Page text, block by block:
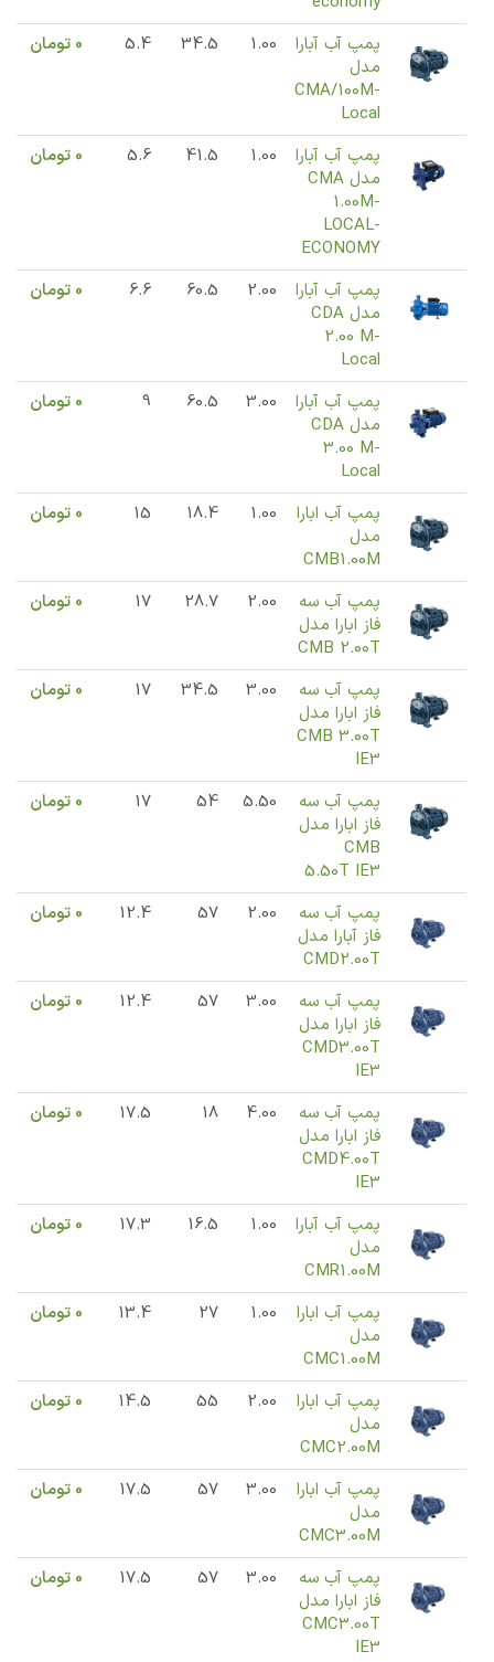
پمپ آب آبارا
مدل
CMA/100M-
Local
1.00
34.5
5.4
0 تومان
پمپ آب آبارا
مدل CMA
1.00M-
LOCAL-
ECONOMY
1.00
41.5
5.6
0 تومان
پمپ آب آبارا
مدل CDA
2.00 M-
Local
2.00
60.5
6.6
0 تومان
پمپ آب آبارا
مدل CDA
3.00 M-
Local
3.00
60.5
9
0 تومان
پمپ آب ابارا
مدل
CMB1.00M
1.00
18.4
15
0 تومان
پمپ آب سه
فاز ابارا مدل
CMB 2.00T
2.00
28.7
17
0 تومان
پمپ آب سه
فاز ابارا مدل
CMB 3.00T
IE3
3.00
34.5
17
0 تومان
پمپ آب سه
فاز ابارا مدل
CMB
5.50T IE3
5.50
54
17
0 تومان
پمپ آب سه
فاز آبارا مدل
CMD2.00T
2.00
57
12.4
0 تومان
پمپ آب سه
فاز ابارا مدل
CMD3.00T
IE3
3.00
57
12.4
0 تومان
پمپ آب سه
فاز ابارا مدل
CMD4.00T
IE3
4.00
18
17.5
0 تومان
پمپ آب آبارا
مدل
CMR1.00M
1.00
16.5
17.3
0 تومان
پمپ آب ابارا
مدل
CMC1.00M
1.00
27
13.4
0 تومان
پمپ آب ابارا
مدل
CMC2.00M
2.00
55
14.5
0 تومان
پمپ آب ابارا
مدل
CMC3.00M
3.00
57
17.5
0 تومان
پمپ آب سه
فاز ابارا مدل
CMC3.00T
IE3
3.00
57
17.5
0 تومان